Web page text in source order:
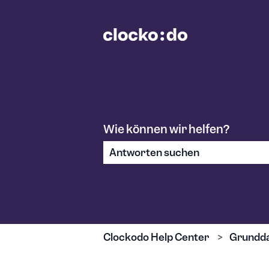
Wie können wir helfen?
Clockodo Help Center